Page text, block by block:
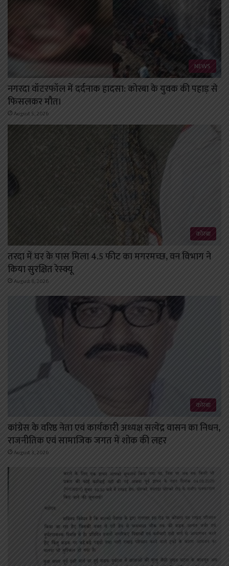
NEWS
नगरदा वॉटरफॉल में दर्दनाक हादसा: कोरबा के युवक की पहाड़ से
फिसलकर मौत।
August 5, 2026
कोरबा
तरदा में घर के पास मिला 4.5 फीट का मगरमच्छ, वन विभाग ने
किया सुरक्षित रेस्क्यू
August 8, 2026
कोरबा
कांग्रेस के वरिष्ठ नेता एवं कार्यकारी अध्यक्ष सत्येंद्र वासन का निधन,
राजनीतिक एवं सामाजिक जगत में शोक की लहर
August 3, 2026